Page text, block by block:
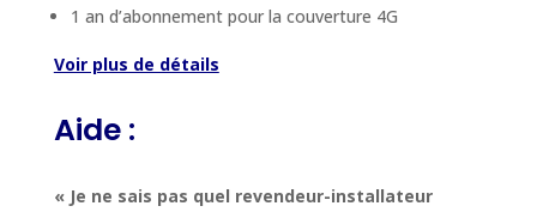
1 an d’abonnement pour la couverture 4G
Voir plus de détails
Aide :
« Je ne sais pas quel revendeur-installateur